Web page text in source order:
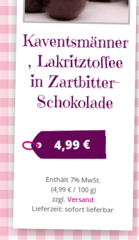
Kaventsmänner
, Lakritztoffee
in Zartbitter-
Schokolade
4,99€
Enthält 7% MwSt.
(4,99€/ 100 g)
zzgl.Versand
Lieferzeit: sofort lieferbar